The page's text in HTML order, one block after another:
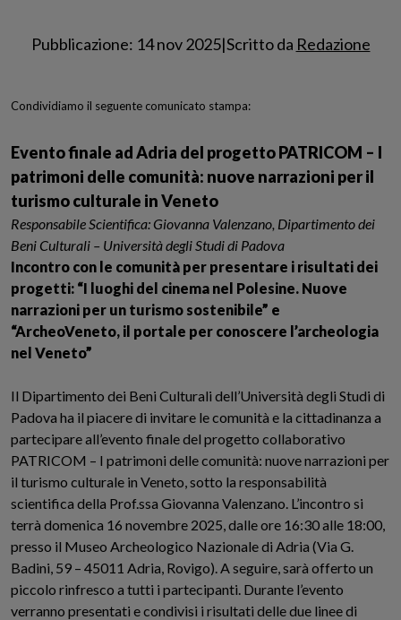
Pubblicazione: 14 nov 2025|Scritto da Redazione
Condividiamo il seguente comunicato stampa:
Evento finale ad Adria del progetto PATRICOM – I
patrimoni delle comunità: nuove narrazioni per il
turismo culturale in Veneto
Responsabile Scientifica: Giovanna Valenzano, Dipartimento dei
Beni Culturali – Università degli Studi di Padova
Incontro con le comunità per presentare i risultati dei
progetti: “I luoghi del cinema nel Polesine. Nuove
narrazioni per un turismo sostenibile” e
“ArcheoVeneto, il portale per conoscere l’archeologia
nel Veneto”
Il Dipartimento dei Beni Culturali dell’Università degli Studi di
Padova ha il piacere di invitare le comunità e la cittadinanza a
partecipare all’evento finale del progetto collaborativo
PATRICOM – I patrimoni delle comunità: nuove narrazioni per
il turismo culturale in Veneto, sotto la responsabilità
scientifica della Prof.ssa Giovanna Valenzano. L’incontro si
terrà domenica 16 novembre 2025, dalle ore 16:30 alle 18:00,
presso il Museo Archeologico Nazionale di Adria (Via G.
Badini, 59 – 45011 Adria, Rovigo). A seguire, sarà offerto un
piccolo rinfresco a tutti i partecipanti. Durante l’evento
verranno presentati e condivisi i risultati delle due linee di